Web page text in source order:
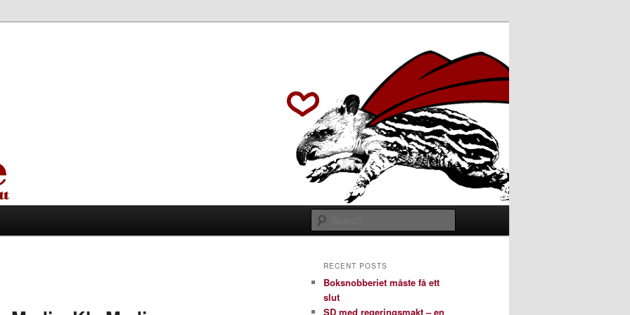
RECENT POSTS
Boksnobberiet måste få ett
slut
SD med regeringsmakt – en